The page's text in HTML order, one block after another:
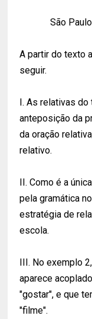
São
A partir do texto
seguir.
I. As relativas
anteposição da
da oração
relativo.
II. Como é a
pela gramática
estratégia de
escola.
III. No exemplo
aparece
"gostar", e que
"filme".